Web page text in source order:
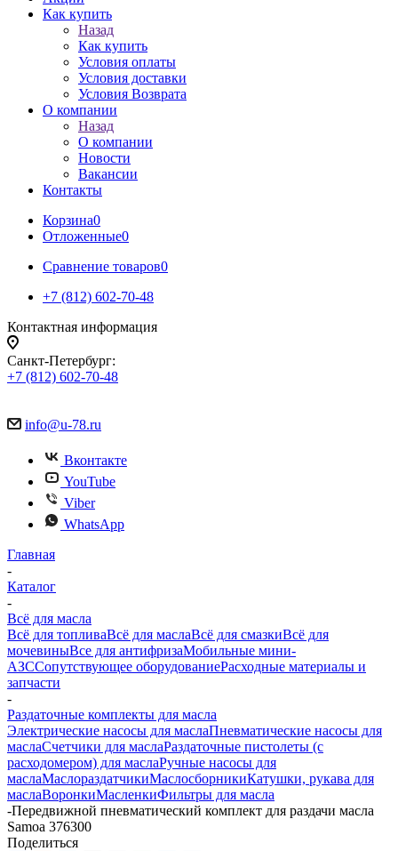
Как купить
Назад
Как купить
Условия оплаты
Условия доставки
Условия Возврата
О компании
Назад
О компании
Новости
Вакансии
Контакты
Корзина0
Отложенные0
Сравнение товаров0
+7 (812) 602-70-48
Контактная информация
Санкт-Петербург:
+7 (812) 602-70-48
info@u-78.ru
Вконтакте
YouTube
Viber
WhatsApp
Главная
-
Каталог
-
Всё для масла
Всё для топливаВсё для маслаВсё для смазкиВсё для
мочевиныВсе для антифризаМобильные мини-
АЗССопутствующее оборудованиеРасходные материалы и
запчасти
-
Раздаточные комплекты для масла
Электрические насосы для маслаПневматические насосы для
маслаСчетчики для маслаРаздаточные пистолеты (с
расходомером) для маслаРучные насосы для
маслаМаслораздатчикиМаслосборникиКатушки, рукава для
маслаВоронкиМасленкиФильтры для масла
-Передвижной пневматический комплект для раздачи масла
Samoa 376300
Поделиться